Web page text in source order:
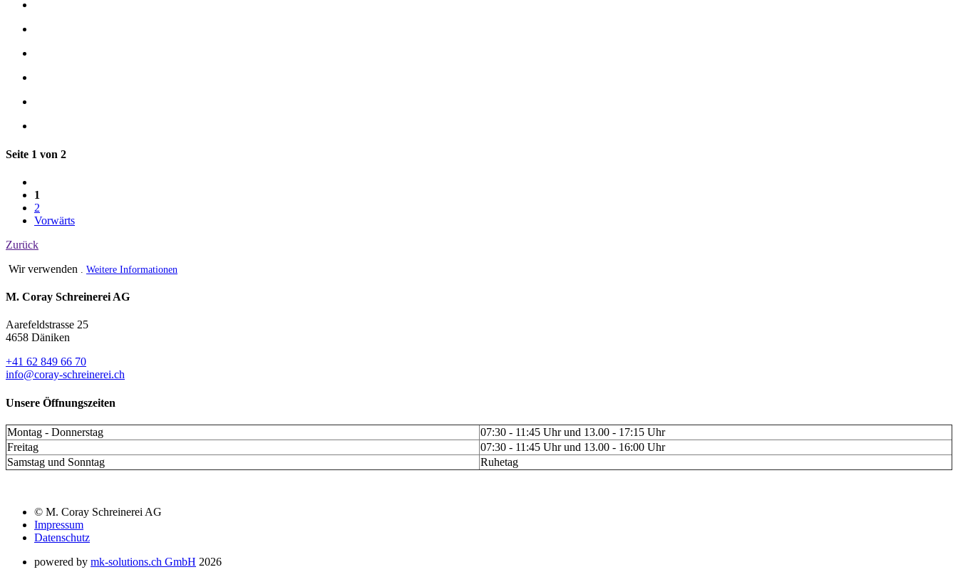
Seite 1 von 2
1
2
Vorwärts
Zurück
Wir verwenden
Weitere Informationen
M. Coray Schreinerei AG
Aarefeldstrasse 25
4658 Däniken
+41 62 849 66 70
info@coray-schreinerei.ch
Unsere Öffnungszeiten
Montag - Donnerstag
07:30 - 11:45 Uhr und 13.00 - 17:15 Uhr
Freitag
07:30 - 11:45 Uhr und 13.00 - 16:00 Uhr
Samstag und Sonntag
Ruhetag
© M. Coray Schreinerei AG
Impressum
Datenschutz
powered by mk-solutions.ch GmbH 2026